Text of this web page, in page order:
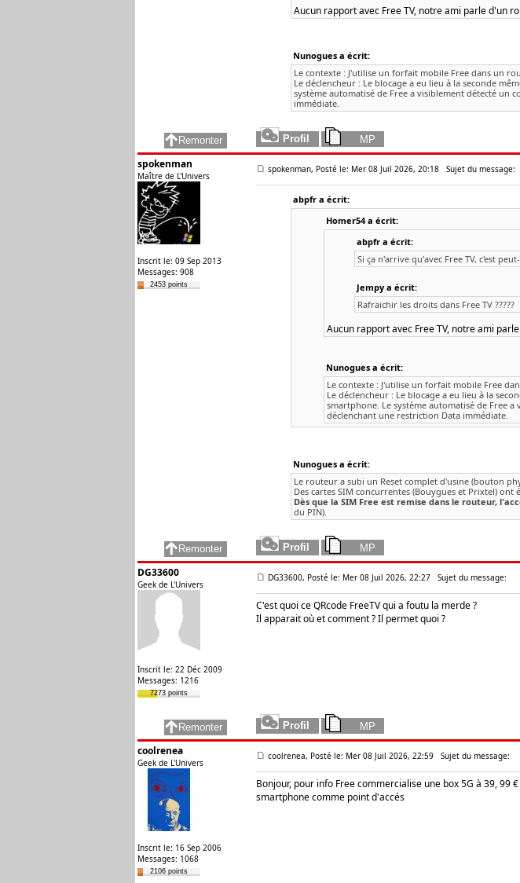
Aucun rapport avec Free TV, notre ami parle d'un
Nunogues a écrit:
Le contexte : J'utilise un forfait mobile Free dans un
Le déclencheur : Le blocage a eu lieu à la seconde
système automatisé de Free a visiblement détecté
immédiate.
spokenman
Maître de L'Univers
Inscrit le: 09 Sep 2013
Messages: 908
2453 points
spokenman, Posté le: Mer 08 Juil 2026, 20:18 Sujet du message:
abpfr a écrit:
Homer54 a écrit:
abpfr a écrit:
Si ça n'arrive qu'avec Free TV, c'est
Jempy a écrit:
Rafraichir les droits dans Free TV ?????
Aucun rapport avec Free TV, notre ami
Nunogues a écrit:
Le contexte : J'utilise un forfait mobile Free
Le déclencheur : Le blocage a eu lieu à la
smartphone. Le système automatisé de Free
déclenchant une restriction Data immédiate.
Nunogues a écrit:
Le routeur a subi un Reset complet d'usine (bouton
Des cartes SIM concurrentes (Bouygues et Prixtel)
Dès que la SIM Free est remise dans le routeur,
du PIN).
DG33600
Geek de L'Univers
Inscrit le: 22 Déc 2009
Messages: 1216
7273 points
DG33600, Posté le: Mer 08 Juil 2026, 22:27 Sujet du message:
C'est quoi ce QRcode FreeTV qui a foutu la merde ?
Il apparait où et comment ? Il permet quoi ?
coolrenea
Geek de L'Univers
Inscrit le: 16 Sep 2006
Messages: 1068
2106 points
coolrenea, Posté le: Mer 08 Juil 2026, 22:59 Sujet du message:
Bonjour, pour info Free commercialise une box 5G à 39,
smartphone comme point d'accés